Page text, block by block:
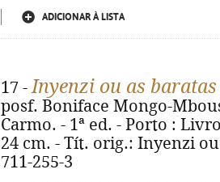
ADICIONAR À LISTA
17 -Inyenzi ou as baratas
posf. Boniface Mongo-
Carmo. - 1ª ed. - Porto :
24 cm. - Tít. orig.: Inyenzi ou
711-255-3